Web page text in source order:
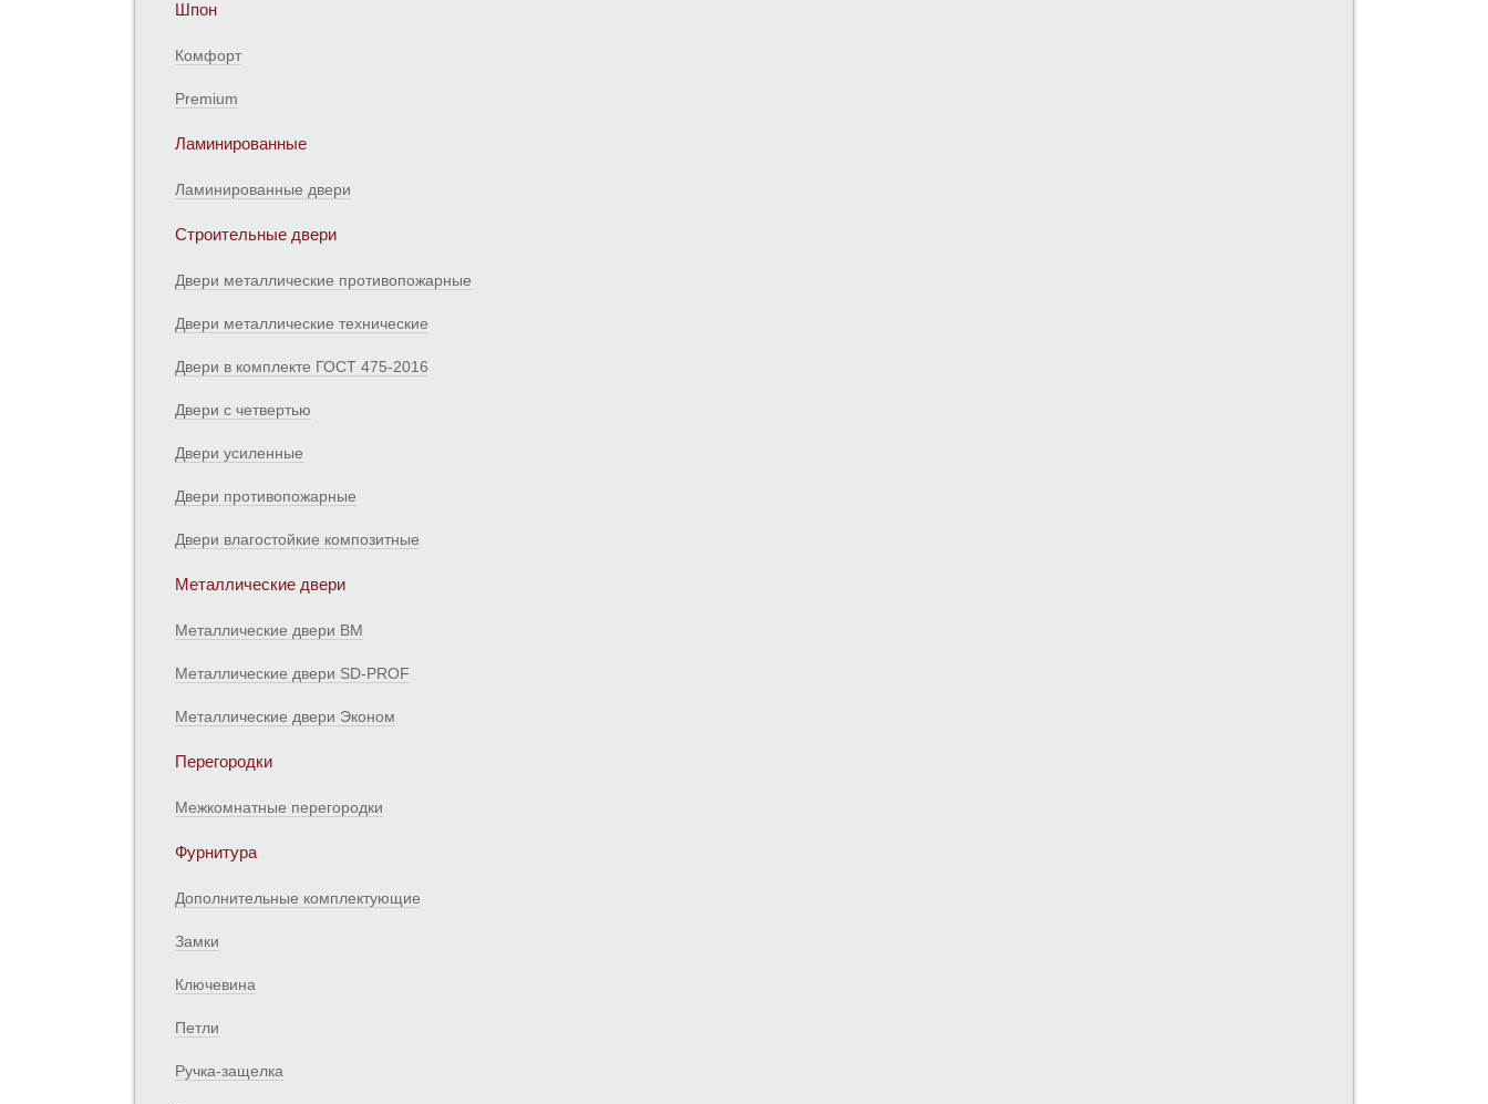
Шпон
Комфорт
Premium
Ламинированные
Ламинированные двери
Строительные двери
Двери металлические противопожарные
Двери металлические технические
Двери в комплекте ГОСТ 475-2016
Двери с четвертью
Двери усиленные
Двери противопожарные
Двери влагостойкие композитные
Металлические двери
Металлические двери ВМ
Металлические двери SD-PROF
Металлические двери Эконом
Перегородки
Межкомнатные перегородки
Фурнитура
Дополнительные комплектующие
Замки
Ключевина
Петли
Ручка-защелка